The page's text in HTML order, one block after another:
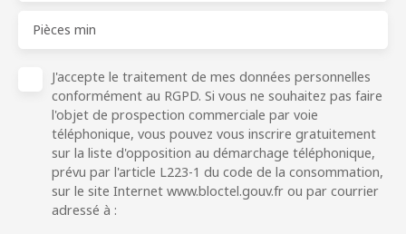
Pièces min
J'accepte le traitement de mes données personnelles
conformément au RGPD. Si vous ne souhaitez pas faire
l'objet de prospection commerciale par voie
téléphonique, vous pouvez vous inscrire gratuitement
sur la liste d'opposition au démarchage téléphonique,
prévu par l'article L223-1 du code de la consommation,
sur le site Internet www.bloctel.gouv.fr ou par courrier
adressé à :